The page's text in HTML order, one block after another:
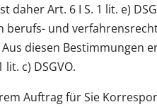
Art. 6 I S. 1 lit. e)
und
diesen Bestimmungen
c) DSGVO.
Auftrag für Sie